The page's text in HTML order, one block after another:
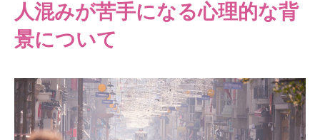
人混みが苦手になる心理的な背
景について